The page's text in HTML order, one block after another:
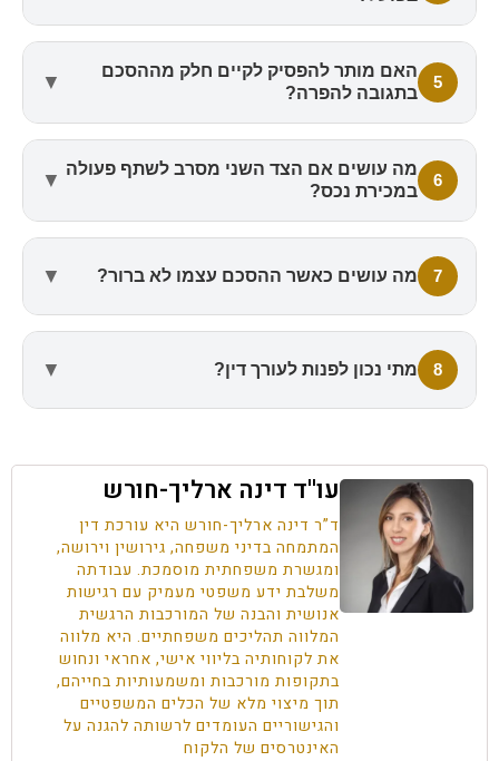
האם מותר להפסיק לקיים חלק מההסכם
בתגובה להפרה?
▼
מה עושים אם הצד השני מסרב לשתף פעולה
במכירת נכס?
▼
מה עושים כאשר ההסכם עצמו לא ברור? ▼
מתי נכון לפנות לעורך דין? ▼
עו''ד דינה ארליך-חורש
ד”ר דינה ארליך-חורש היא עורכת דין
המתמחה בדיני משפחה, גירושין וירושה,
ומגשרת משפחתית מוסמכת. עבודתה
משלבת ידע משפטי מעמיק עם רגישות
אנושית והבנה של המורכבות הרגשית
המלווה תהליכים משפחתיים. היא מלווה
את לקוחותיה בליווי אישי, אחראי ונחוש
בתקופות מורכבות ומשמעותיות בחייהם,
תוך מיצוי מלא של הכלים המשפטיים
והגישוריים העומדים לרשותה להגנה על
האינטרסים של הלקוח